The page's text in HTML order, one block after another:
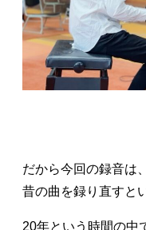
だから今回の録音は、
昔の曲を録り直すと
20年という時間の中